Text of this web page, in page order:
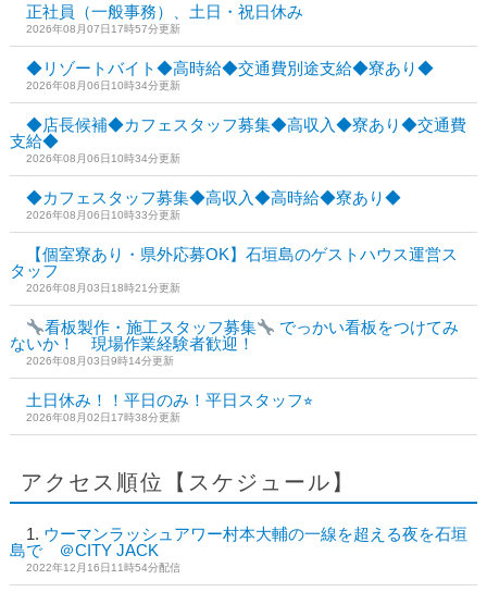
正社員（一般事務）、土日・祝日休み
2026年08月07日17時57分更新
◆リゾートバイト◆高時給◆交通費別途支給◆寮あり◆
2026年08月06日10時34分更新
◆店長候補◆カフェスタッフ募集◆高収入◆寮あり◆交通費
支給◆
2026年08月06日10時34分更新
◆カフェスタッフ募集◆高収入◆高時給◆寮あり◆
2026年08月06日10時33分更新
【個室寮あり・県外応募OK】石垣島のゲストハウス運営ス
タッフ
2026年08月03日18時21分更新
看板製作・施工スタッフ募集
でっかい看板をつけてみ
ないか！ 現場作業経験者歓迎！
2026年08月03日9時14分更新
土日休み！！平日のみ！平日スタッフ⭐︎
2026年08月02日17時38分更新
アクセス順位【スケジュール】
ウーマンラッシュアワー村本大輔の一線を超える夜を石垣
島で ＠CITY JACK
2022年12月16日11時54分配信